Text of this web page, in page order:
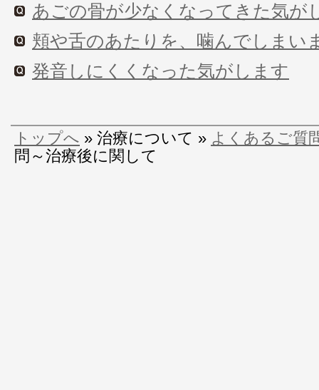
あごの骨が少なくなってきた気が
頬や舌のあたりを、噛んでしまい
発音しにくくなった気がします
トップへ » 治療について » よくあるご質
問～治療後に関して